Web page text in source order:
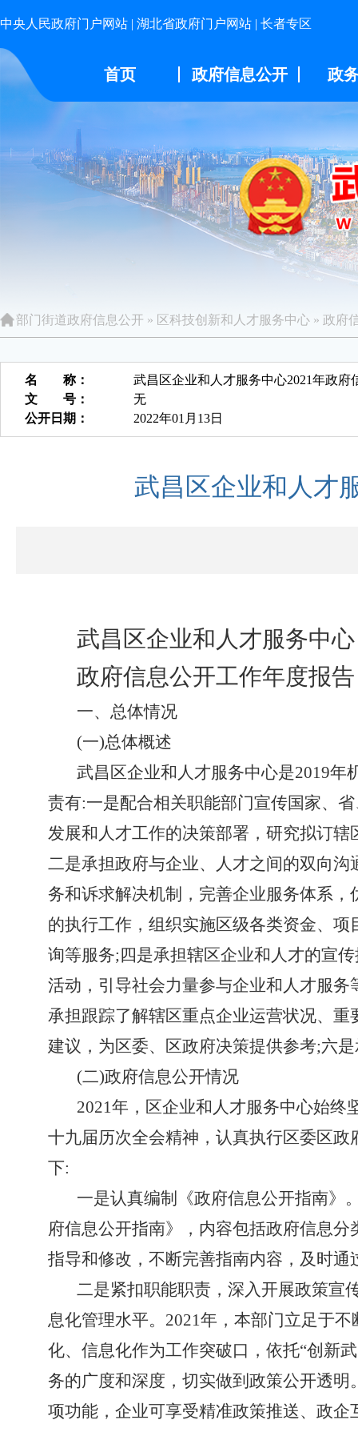
中央人民政府门户网站 | 湖北省政府门户网站 | 长者专区
首页 政府信息公开 政
部门街道政府信息公开 » 区科技创新和人才服务中心 » 政府
名 称：
武昌区企业和人才服务中心2021年政府
文 号：
无
公开日期：
2022年01月13日
武昌区企业和人才
武昌区企业和人才服务中心
政府信息公开工作年度报告
一、 总体情况
(一)总体概述
武昌区企业和人才服务中心是2019年
责有:一是配合相关职能部门宣传国家、
发展和人才工作的决策部署，研究拟订
二是承担政府与企业、人才之间的双向
务和诉求解决机制，完善企业服务体系
的执行工作，组织实施区级各类资金、
询等服务;四是承担辖区企业和人才的宣
活动，引导社会力量参与企业和人才服
承担跟踪了解辖区重点企业运营状况、
建议，为区委、区政府决策提供参考;六
(二)政府信息公开情况
2021年，区企业和人才服务中心始
十九届历次全会精神，认真执行区委区
下:
一是认真编制《政府信息公开指南》
府信息公开指南》，内容包括政府信息
指导和修改，不断完善指南内容，及时
二是紧扣职能职责， 深入开展政策宣
息化管理水平。 2021年，本部门立足于
化、信息化作为工作突破口，依托“创新
务的广度和深度，切实做到政策公开透明
项功能，企业可享受精准政策推送、政